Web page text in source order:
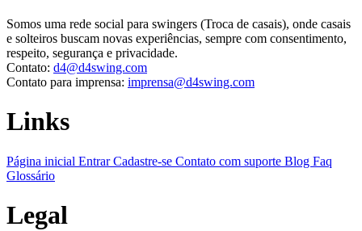
Somos uma rede social para swingers (Troca de casais), onde casais
e solteiros buscam novas experiências, sempre com consentimento,
respeito, segurança e privacidade.
Contato: d4@d4swing.com
Contato para imprensa: imprensa@d4swing.com
Links
Página inicial EntrarCadastre-se Contato com suporte Blog Faq
Glossário
Legal